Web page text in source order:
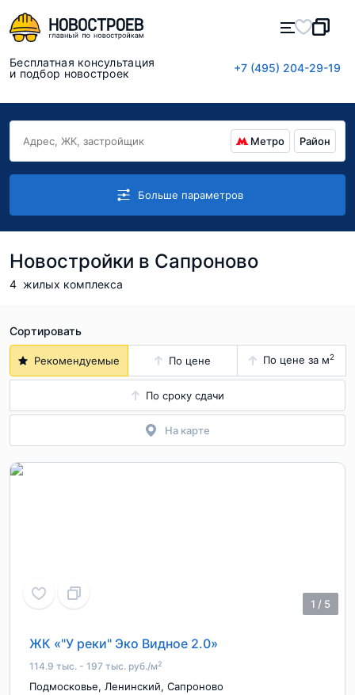
Бесплатная консультация
и подбор новостроек
+7 (495) 204-29-19
Метро Район
Больше параметров
Новостройки в Сапроново
4 жилых комплекса
Сортировать
Рекомендуемые По цене По цене за м2
По сроку сдачи
На карте
1 / 5
ЖК «"У реки" Эко Видное 2.0»
114.9 тыс. - 197 тыс. руб./м2
Подмосковье, Ленинский, Сапроново